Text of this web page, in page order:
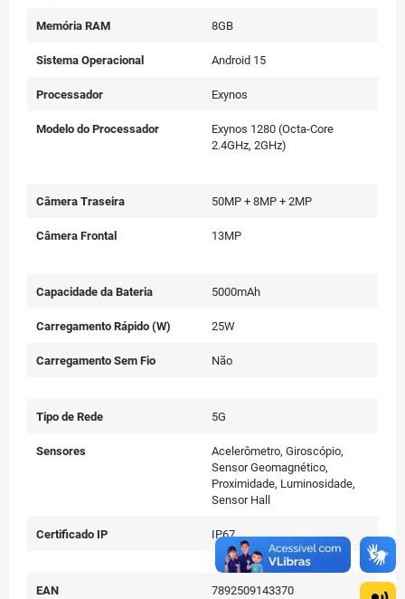
Memória RAM 8GB
Sistema Operacional Android 15
Processador Exynos
Modelo do Processador
Exynos 1280 (Octa-Core
2.4GHz, 2GHz)
Câmera Traseira 50MP + 8MP + 2MP
Câmera Frontal 13MP
Capacidade da Bateria 5000mAh
Carregamento Rápido (W) 25W
Carregamento Sem Fio Não
Tipo de Rede 5G
Sensores
Acelerômetro, Giroscópio,
Sensor Geomagnético,
Proximidade, Luminosidade,
Sensor Hall
Certificado IP IP67
EAN 7892509143370